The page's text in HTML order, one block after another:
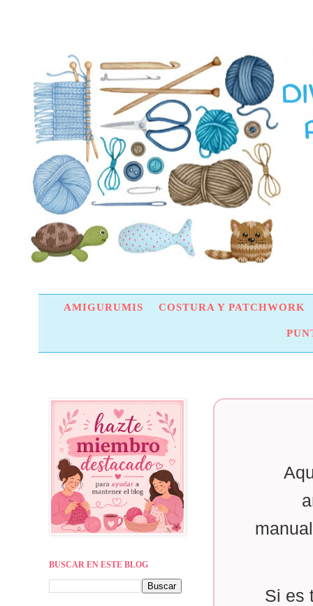
AMIGURUMIS COSTURA Y PATCHWORK
Si es
BUSCAR EN ESTE BLOG